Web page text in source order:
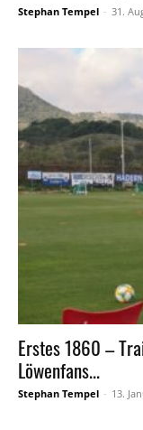
Stephan Tempel - 31.
Erstes 1860 –
Löwenfans...
Stephan Tempel - 13.